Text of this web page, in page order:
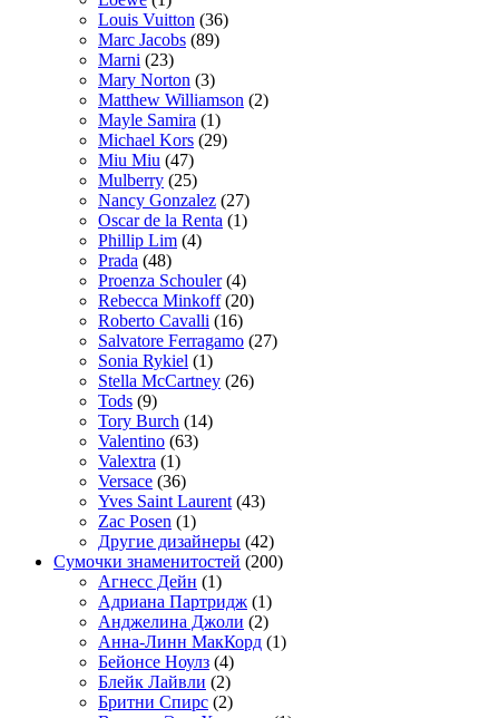
Louis Vuitton (36)
Marc Jacobs (89)
Marni (23)
Mary Norton (3)
Matthew Williamson (2)
Mayle Samira (1)
Michael Kors (29)
Miu Miu (47)
Mulberry (25)
Nancy Gonzalez (27)
Oscar de la Renta (1)
Phillip Lim (4)
Prada (48)
Proenza Schouler(4)
Rebecca Minkoff(20)
Roberto Cavalli (16)
Salvatore Ferragamo (27)
Sonia Rykiel (1)
Stella McCartney (26)
Tods (9)
Tory Burch (14)
Valentino (63)
Valextra (1)
Versace (36)
Yves Saint Laurent (43)
Zac Posen (1)
Другие дизайнеры (42)
Сумочки знаменитостей (200)
Агнесс Дейн (1)
Адриана Партридж (1)
Анджелина Джоли (2)
Анна-Линн МакКорд (1)
Бейонсе Ноулз (4)
Блейк Лайвли (2)
Бритни Спирс (2)